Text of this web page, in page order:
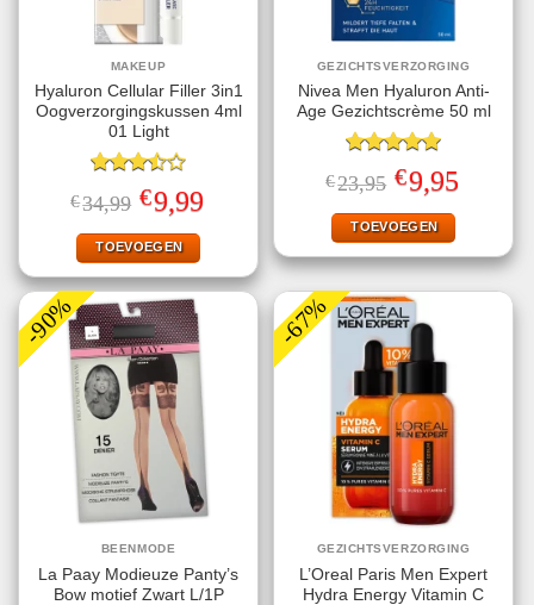
MAKEUP
Hyaluron Cellular Filler 3in1
Oogverzorgingskussen 4ml
01 Light
Gewaardeerd
3.50uit
€34,99 Oorspronkelijke
prijs
was:
€34,99.
€9,99Huidige
prijs
TOEVOEGEN
GEZICHTSVERZORGING
Nivea Men Hyaluron Anti-
Age Gezichtscrème 50 ml
Gewaardeerd
5.00uit 5
€23,95 Oorspronkelijke
prijs
was:
€23,95.
€9,95prijs
TOEVOEGEN
-90%
BEENMODE
La Paay Modieuze Panty’s
Bow motief Zwart L/1P
-67%
GEZICHTSVERZORGING
L’Oreal Paris Men Expert
Hydra Energy Vitamin C